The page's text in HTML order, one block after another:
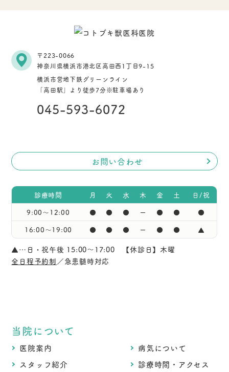
〒223-0066
神奈川県横浜市港北区高田西1丁目9-15
横浜市営地下鉄グリーンライン
「高田駅」より徒歩7分※駐車場あり
045-593-6072
お問い合わせ
診療時間 月 火 水 木 金 土
日/祝
9:00〜12:00
● ● ● ー ● ●
●
16:00〜19:00
● ● ● ー ● ● ▲
▲…日・祝午後 15:00～17:00 【休診日】木曜
全日程予約制／急患髄時対応
当院について
医院案内
スタッフ紹介
病気について
診療時間・アクセス